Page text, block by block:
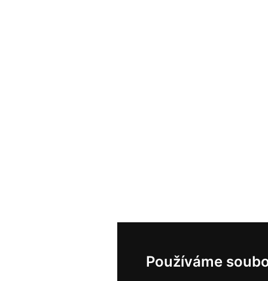
Používáme